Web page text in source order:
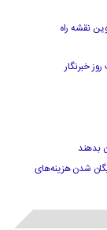
نقشه راه
خبرنگار
بدهند
شدن هزینه‌های